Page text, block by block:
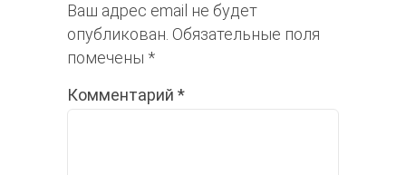
Ваш адрес email не будет
опубликован. Обязательные поля
помечены *
Комментарий *